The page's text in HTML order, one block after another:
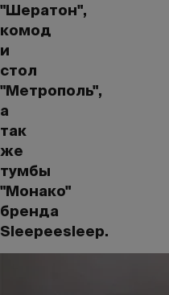
"Шератон",
комод
и
стол
"Метрополь",
а
так
же
тумбы
"Монако"
бренда
Sleepeesleep.